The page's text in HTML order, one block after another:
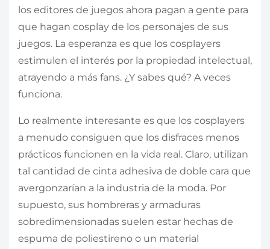
los editores de juegos ahora pagan a gente para
que hagan cosplay de los personajes de sus
juegos. La esperanza es que los cosplayers
estimulen el interés por la propiedad intelectual,
atrayendo a más fans. ¿Y sabes qué? A veces
funciona.
Lo realmente interesante es que los cosplayers
a menudo consiguen que los disfraces menos
prácticos funcionen en la vida real. Claro, utilizan
tal cantidad de cinta adhesiva de doble cara que
avergonzarían a la industria de la moda. Por
supuesto, sus hombreras y armaduras
sobredimensionadas suelen estar hechas de
espuma de poliestireno o un material